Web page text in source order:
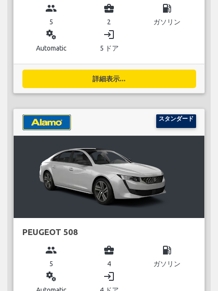
group
5
business_center
2
local_gas_station
ガソリン
miscellaneous_services
Automatic
login
5 ドア
詳細表示...
スタンダード
PEUGEOT 508
group
5
business_center
4
local_gas_station
ガソリン
miscellaneous_services login